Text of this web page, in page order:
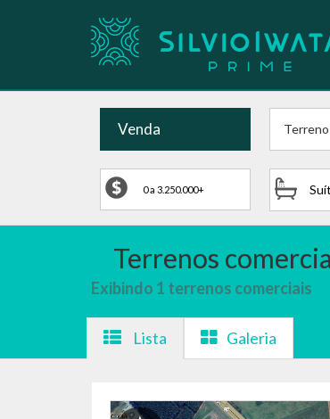
Venda
Terrenos
Exibindo 1 terrenos comerciais
Lista Galeria